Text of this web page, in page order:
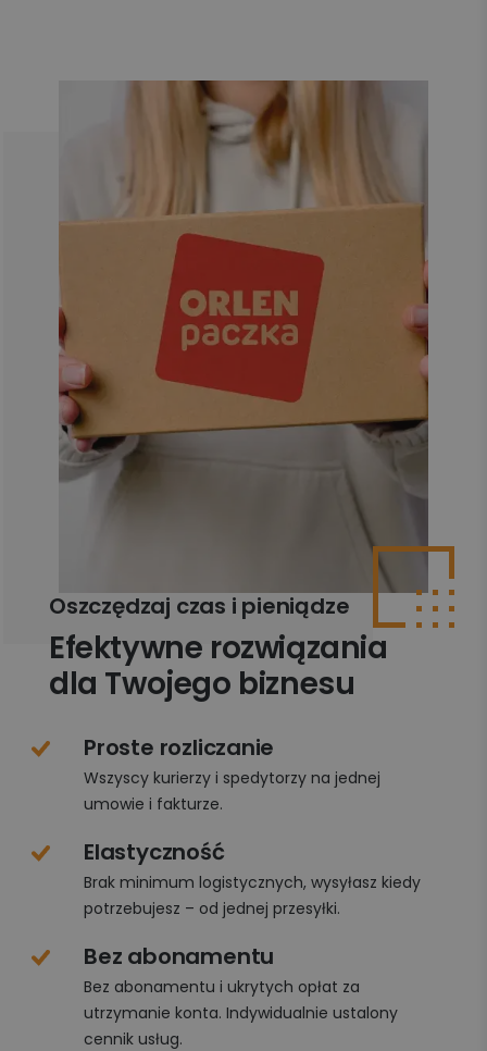
Oszczędzaj czas i pieniądze
Efektywne rozwiązania
dla Twojego biznesu
Proste rozliczanie
Wszyscy kurierzy i spedytorzy na jednej
umowie i fakturze.
Elastyczność
Brak minimum logistycznych, wysyłasz kiedy
potrzebujesz – od jednej przesyłki.
Bez abonamentu
Bez abonamentu i ukrytych opłat za
utrzymanie konta. Indywidualnie ustalony
cennik usług.